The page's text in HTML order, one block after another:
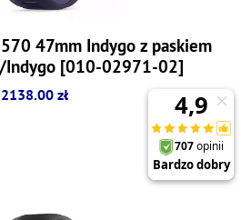
47mm Indygo z paskiem
Indygo [010-02971-02]
2138.00 zł